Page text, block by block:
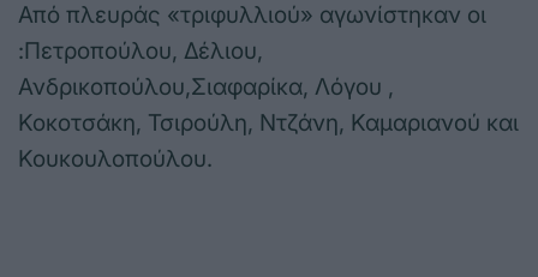
Από πλευράς «τριφυλλιού» αγωνίστηκαν οι
:Πετροπούλου, Δέλιου,
Ανδρικοπούλου,Σιαφαρίκα, Λόγου ,
Κοκοτσάκη, Τσιρούλη, Ντζάνη, Καμαριανού και
Κουκουλοπούλου.